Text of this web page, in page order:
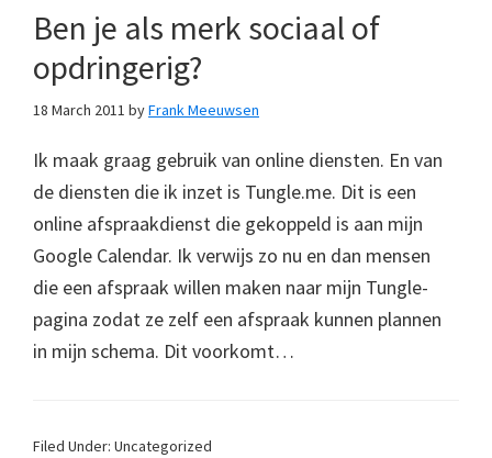
Ben je als merk sociaal of
opdringerig?
18 March 2011 byFrank Meeuwsen
Ik maak graag gebruik van online diensten. En van
de diensten die ik inzet is Tungle.me. Dit is een
online afspraakdienst die gekoppeld is aan mijn
Google Calendar. Ik verwijs zo nu en dan mensen
die een afspraak willen maken naar mijn Tungle-
pagina zodat ze zelf een afspraak kunnen plannen
in mijn schema. Dit voorkomt…
Filed Under: Uncategorized